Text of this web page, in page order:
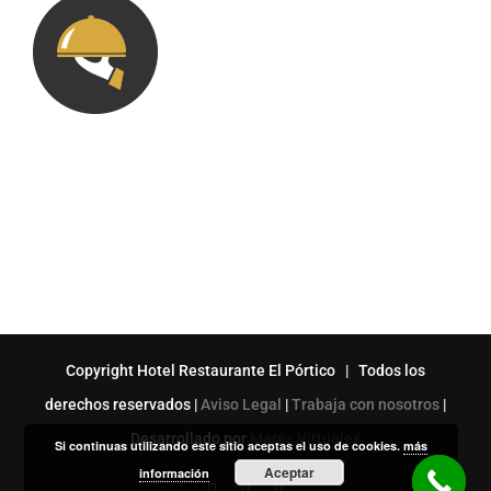
Copyright Hotel Restaurante El Pórtico | Todos los
derechos reservados |Aviso Legal |Trabaja con nosotros |
Desarrollado por
Mares Virtuales
Si continuas utilizando este sitio aceptas el uso de cookies.más
información
Aceptar